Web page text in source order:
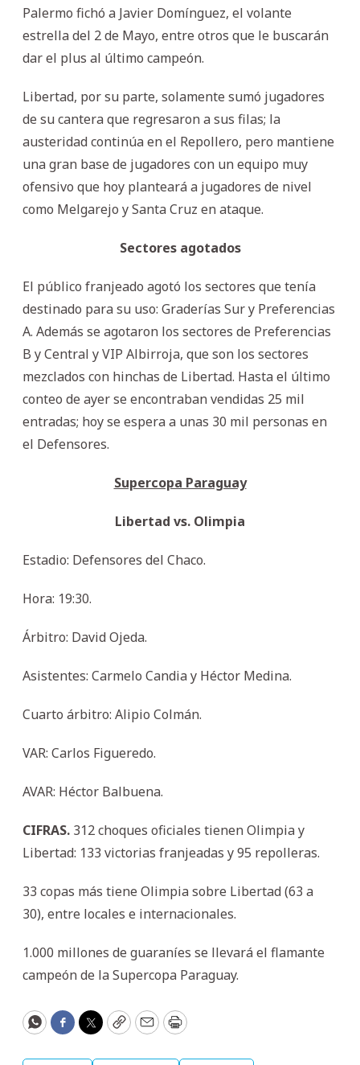
Palermo fichó a Javier Domínguez, el volante
estrella del 2 de Mayo, entre otros que le buscarán
dar el plus al último campeón.
Libertad, por su parte, solamente sumó jugadores
de su cantera que regresaron a sus filas; la
austeridad continúa en el Repollero, pero mantiene
una gran base de jugadores con un equipo muy
ofensivo que hoy planteará a jugadores de nivel
como Melgarejo y Santa Cruz en ataque.
Sectores agotados
El público franjeado agotó los sectores que tenía
destinado para su uso: Graderías Sur y Preferencias
A. Además se agotaron los sectores de Preferencias
B y Central y VIP Albirroja, que son los sectores
mezclados con hinchas de Libertad. Hasta el último
conteo de ayer se encontraban vendidas 25 mil
entradas; hoy se espera a unas 30 mil personas en
el Defensores.
Supercopa Paraguay
Libertad vs. Olimpia
Estadio: Defensores del Chaco.
Hora: 19:30.
Árbitro: David Ojeda.
Asistentes: Carmelo Candia y Héctor Medina.
Cuarto árbitro: Alipio Colmán.
VAR: Carlos Figueredo.
AVAR: Héctor Balbuena.
CIFRAS. 312 choques oficiales tienen Olimpia y
Libertad: 133 victorias franjeadas y 95 repolleras.
33 copas más tiene Olimpia sobre Libertad (63 a
30), entre locales e internacionales.
1.000 millones de guaraníes se llevará el flamante
campeón de la Supercopa Paraguay.
WhatsApp
Facebook
Twitter
CopyEmailPrint